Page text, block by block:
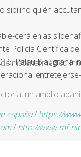
quién
cerá enlas
Policía Científica
Palau Blaugrana
españa/ https://
/ http://www.mf-
material médico
un amplio